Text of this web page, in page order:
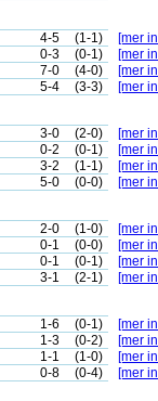
4-5 (1-1)
[mer
0-3 (0-1)
[mer
7-0 (4-0)
[mer
5-4 (3-3) [mer
3-0 (2-0)
[mer
0-2 (0-1)
[mer
3-2 (1-1)
[mer
5-0 (0-0) [mer
2-0 (1-0)
[mer
0-1 (0-0)
[mer
0-1 (0-1)
[mer
3-1 (2-1) [mer
1-6 (0-1)
[mer
1-3 (0-2)
[mer
1-1 (1-0)
[mer
0-8 (0-4) [mer